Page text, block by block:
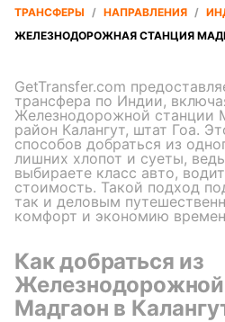
ТРАНСФЕРЫ / НАПРАВЛЕНИЯ /
ЖЕЛЕЗНОДОРОЖНАЯ СТАНЦИЯ
GetTransfer.com
трансфера по Индии,
Железнодорожной станции
район Калангут, штат Гоа.
способов добраться из
лишних хлопот и суеты,
выбираете класс авто,
стоимость. Такой подход
так и деловым
комфорт и экономию
Как добраться из
Железнодорожной
Мадгаон в